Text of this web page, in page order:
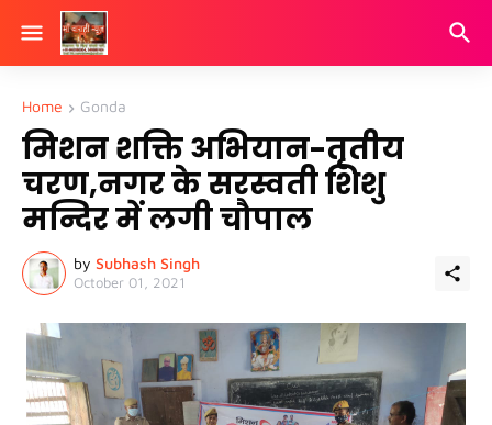
Home Gonda
मिशन शक्ति अभियान-तृतीय
चरण,नगर के सरस्वती शिशु
मन्दिर में लगी चौपाल
by Subhash Singh
October 01, 2021